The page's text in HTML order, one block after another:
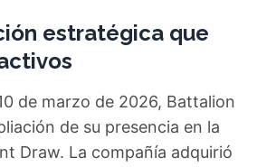
estratégica que
de marzo de 2026, Battalion
de su presencia en la
Draw. La compañía adquirió